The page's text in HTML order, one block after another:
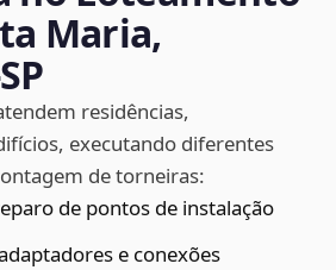
Maria,
residências,
executando diferentes
de torneiras:
de pontos de instalação
e conexões